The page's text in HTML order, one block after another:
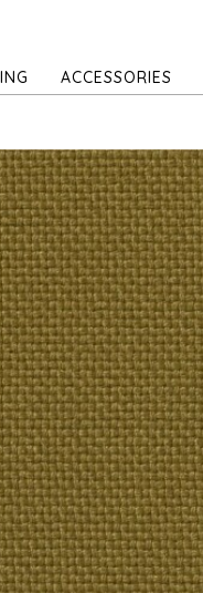
ACCESSORIES